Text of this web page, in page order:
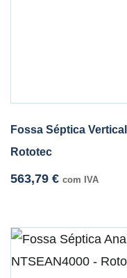
Fossa Séptica
Rototec
563,79 € com IVA